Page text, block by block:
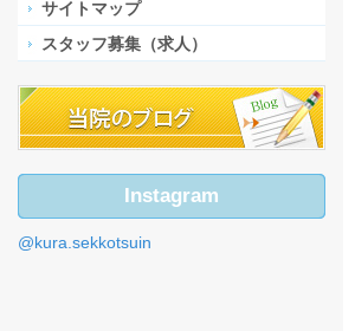
サイトマップ
スタッフ募集（求人）
Instagram
@kura.sekkotsuin